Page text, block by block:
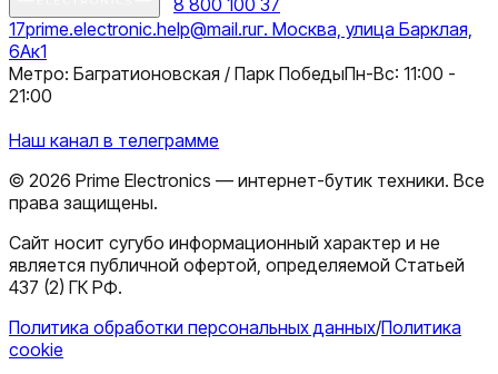
17prime.electronic.help@mail.ruг. Москва, улица Барклая,
6Ак1
Метро: Багратионовская / Парк ПобедыПн-Вс: 11:00 -
21:00
Наш канал в телеграмме
© 2026 Prime Electronics — интернет-бутик техники. Все
права защищены.
Сайт носит сугубо информационный характер и не
является публичной офертой, определяемой Статьей
437 (2) ГК РФ.
Политика обработки персональных данных/Политика
cookie